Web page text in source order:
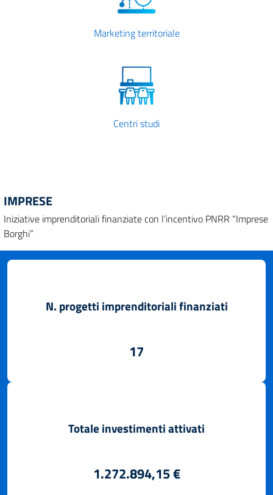
Marketing territoriale
Centri studi
IMPRESE
Iniziative imprenditoriali finanziate con l’incentivo PNRR “Imprese
Borghi”
N. progetti imprenditoriali finanziati
17
Totale investimenti attivati
1.272.894,15 €